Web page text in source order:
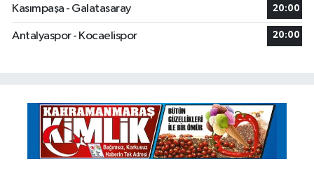
Kasımpaşa - Galatasaray 20:00
Antalyaspor - Kocaelispor 20:00